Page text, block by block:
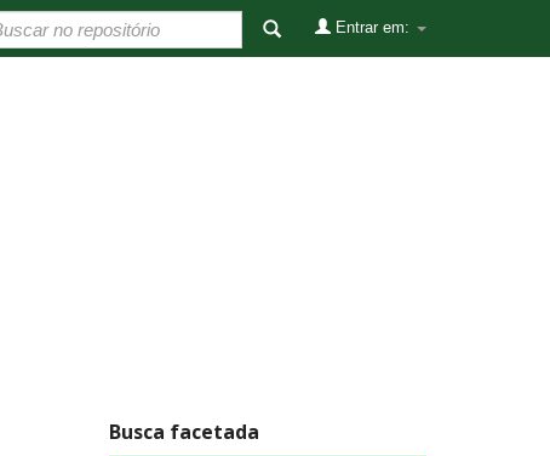
Entrar em:
Busca facetada